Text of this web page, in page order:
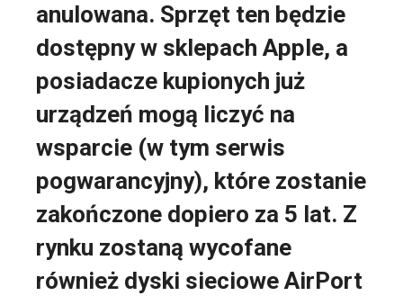
anulowana. Sprzęt ten będzie
dostępny w sklepach Apple, a
posiadacze kupionych już
urządzeń mogą liczyć na
wsparcie (w tym serwis
pogwarancyjny), które zostanie
zakończone dopiero za 5 lat. Z
rynku zostaną wycofane
również dyski sieciowe AirPort